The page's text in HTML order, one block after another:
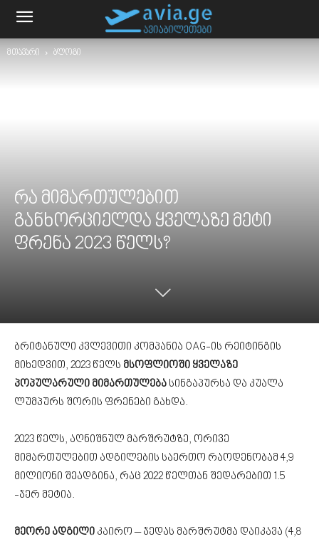
მთავარი ბლოგი
რა მიმართულებით
განხორციელდა ყველაზე მეტი
ფრენა 2023 წელს?
ბრიტანული კვლევითი კომპანია OAG-ის რეიტინგის
მიხედვით, 2023 წელს მსოფლიოში ყველაზე
პოპულარული მიმართულება სინგაპურსა და კუალა
ლუმპურს შორის ფრენები გახდა.
2023 წელს, აღნიშნულ მარშრუტზე, ორივე
მიმართულებით ადგილების საერთო რაოდენობამ 4,9
მილიონი შეადგინა, რაც 2022 წელთან შედარებით 1.5
-ჯერ მეტია.
მეორე ადგილი კაირო –ჯედას მარშრუტმა დაიკავა (4,8